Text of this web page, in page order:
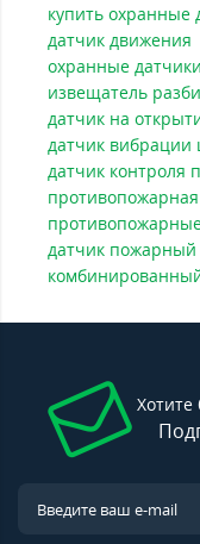
купить охранные
датчик движения
охранные
извещатель
датчик на
датчик вибрации
датчик контроля
датчик пожарный
Хотите